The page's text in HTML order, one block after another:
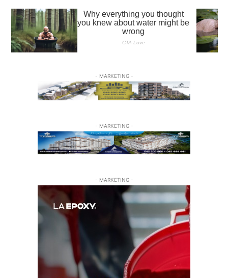
- MARKETING -
- MARKETING -
- MARKETING -